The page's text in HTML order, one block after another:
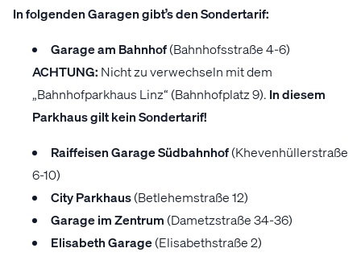
In folgenden Garagen gibt’s den Sondertarif:
Garage am Bahnhof(Bahnhofsstraße 4-6)
ACHTUNG: Nicht zu verwechseln mit dem
„Bahnhofparkhaus Linz“ (Bahnhofplatz 9). In diesem
Parkhaus gilt kein Sondertarif!
Raiffeisen Garage Südbahnhof(Khevenhüllerstraße
6-10)
City Parkhaus(Betlehemstraße 12)
Garage im Zentrum (Dametzstraße 34-36)
Elisabeth Garage(Elisabethstraße 2)